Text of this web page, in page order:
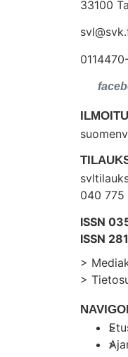
33100
040 775
ISSN
ISSN
>
>